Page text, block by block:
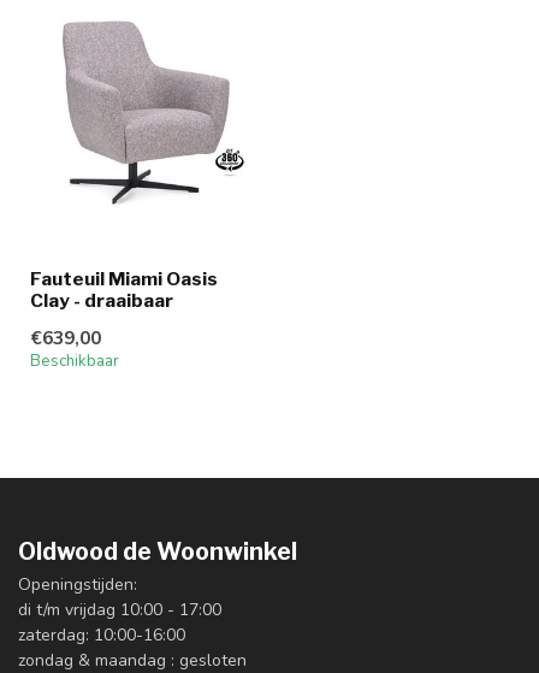
Fauteuil Miami Oasis
Clay - draaibaar
€639,00
Beschikbaar
Oldwood de Woonwinkel
Openingstijden:
di t/m vrijdag 10:00 - 17:00
zaterdag: 10:00-16:00
zondag & maandag : gesloten